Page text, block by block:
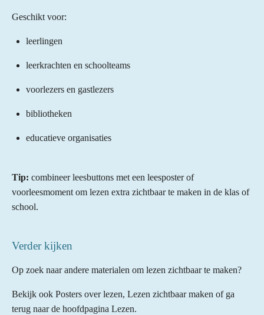
Geschikt voor:
leerlingen
leerkrachten en schoolteams
voorlezers en gastlezers
bibliotheken
educatieve organisaties
Tip: combineer leesbuttons met een leesposter of
voorleesmoment om lezen extra zichtbaar te maken in de klas of
school.
Verder kijken
Op zoek naar andere materialen om lezen zichtbaar te maken?
Bekijk ook Posters over lezen, Lezen zichtbaar maken of ga
terug naar de hoofdpagina Lezen.